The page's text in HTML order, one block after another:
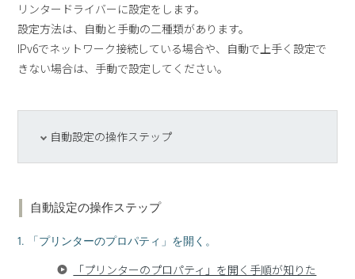
リンタードライバーに設定をします。
設定方法は、自動と手動の二種類があります。
IPv6でネットワーク接続している場合や、自動で上手く設定で
きない場合は、手動で設定してください。
自動設定の操作ステップ
自動設定の操作ステップ
1. 「プリンターのプロパティ」を開く。
「プリンターのプロパティ」を開く手順が知りた